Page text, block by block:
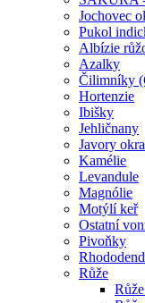
Jochovec
Pukol
Albízie
Azalky
Čilimníky
Hortenzie
Ibišky
Jehličnany
Javory
Kamélie
Levandule
Magnólie
Motýlí keř
Ostatní
Pivoňky
Růže